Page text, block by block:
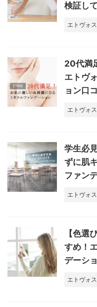
検証し
エトヴォス
20代満
エトヴ
ョン口
エトヴォス
学生必
ずに肌
ファン
エトヴォス
【色選
すめ！
デーシ
エトヴォス